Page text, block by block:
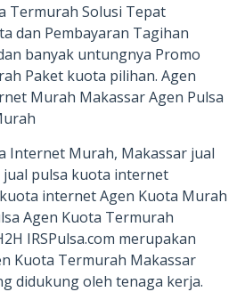
Termurah Solusi Tepat
dan Pembayaran Tagihan
banyak untungnya Promo
Paket kuota pilihan. Agen
Murah Makassar Agen Pulsa
Internet Murah, Makassar jual
pulsa kuota internet
internet Agen Kuota Murah
Agen Kuota Termurah
IRSPulsa.com merupakan
Kuota Termurah Makassar
didukung oleh tenaga kerja.